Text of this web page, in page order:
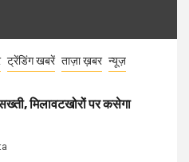
ट्रेंडिंग खबरें ताज़ा ख़बर न्यूज़
मिलावटखोरों पर कसेगा